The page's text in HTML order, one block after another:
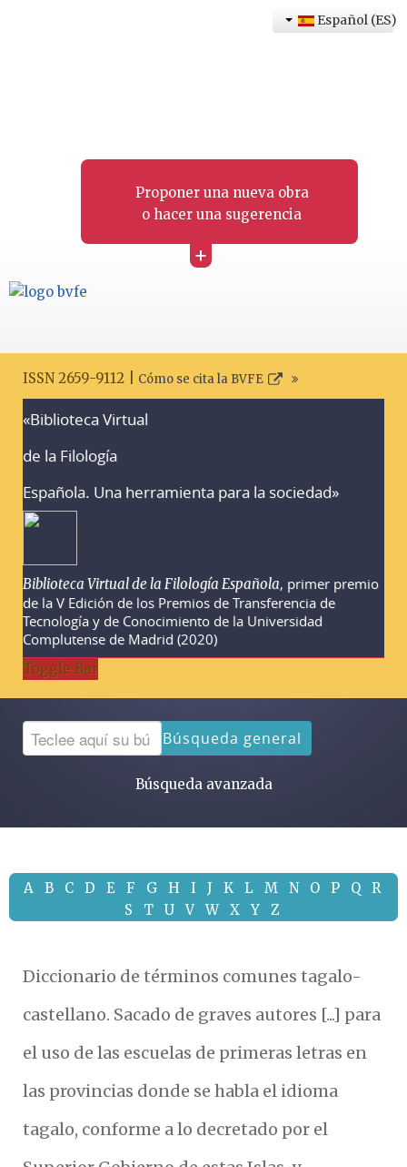
Proponer una nueva obra
o hacer una sugerencia
+
Español (ES)
ISSN 2659-9112 | Cómo se cita la BVFE
«Biblioteca Virtual
de la Filología
Española. Una herramienta para la sociedad»
Biblioteca Virtual de la Filología Española, primer premio
de la V Edición de los Premios de Transferencia de
Tecnología y de Conocimiento de la Universidad
Complutense de Madrid (2020)
Toggle Bar
Búsqueda general
Búsqueda avanzada
A B C D E F G H I J K L M N O P Q
R
S
T U V W X Y Z
Diccionario de términos comunes tagalo-
castellano. Sacado de graves autores [...] para
el uso de las escuelas de primeras letras en
las provincias donde se habla el idioma
tagalo, conforme a lo decretado por el